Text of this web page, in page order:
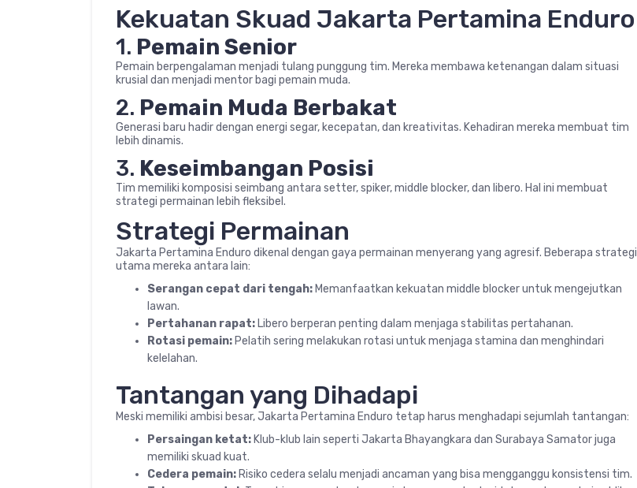
Kekuatan Skuad Jakarta Pertamina Enduro
1. Pemain Senior
Pemain berpengalaman menjadi tulang punggung tim. Mereka membawa ketenangan dalam situasi
krusial dan menjadi mentor bagi pemain muda.
2. Pemain Muda Berbakat
Generasi baru hadir dengan energi segar, kecepatan, dan kreativitas. Kehadiran mereka membuat tim
lebih dinamis.
3. Keseimbangan Posisi
Tim memiliki komposisi seimbang antara setter, spiker, middle blocker, dan libero. Hal ini membuat
strategi permainan lebih fleksibel.
Strategi Permainan
Jakarta Pertamina Enduro dikenal dengan gaya permainan menyerang yang agresif. Beberapa strategi
utama mereka antara lain:
Serangan cepat dari tengah: Memanfaatkan kekuatan middle blocker untuk mengejutkan
lawan.
Pertahanan rapat: Libero berperan penting dalam menjaga stabilitas pertahanan.
Rotasi pemain: Pelatih sering melakukan rotasi untuk menjaga stamina dan menghindari
kelelahan.
Tantangan yang Dihadapi
Meski memiliki ambisi besar, Jakarta Pertamina Enduro tetap harus menghadapi sejumlah tantangan:
Persaingan ketat: Klub-klub lain seperti Jakarta Bhayangkara dan Surabaya Samator juga
memiliki skuad kuat.
Cedera pemain: Risiko cedera selalu menjadi ancaman yang bisa mengganggu konsistensi tim.